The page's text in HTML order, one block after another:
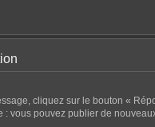
cliquez sur le bouton «
vous pouvez publier de